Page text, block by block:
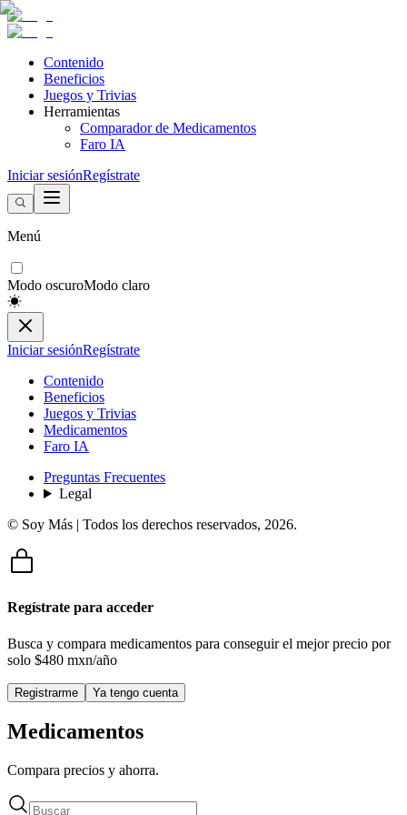
Contenido
Beneficios
Juegos y Trivias
Herramientas
Comparador de Medicamentos
Faro IA
Iniciar sesiónRegístrate
Menú
Modo oscuroModo claro
Iniciar sesiónRegístrate
Contenido
Beneficios
Juegos y Trivias
Medicamentos
Faro IA
Preguntas Frecuentes
Legal
© Soy Más | Todos los derechos reservados, 2026.
Regístrate para acceder
Busca y compara medicamentos para conseguir el mejor precio por
solo $480 mxn/año
Registrarme Ya tengo cuenta
Medicamentos
Compara precios y ahorra.